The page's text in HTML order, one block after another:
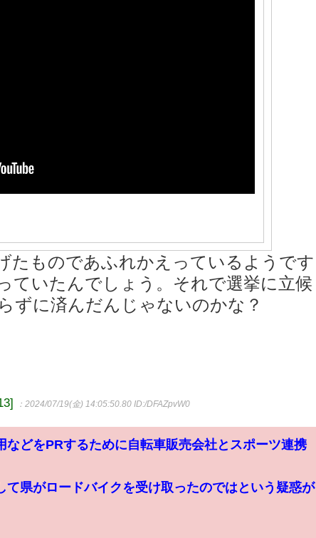
たものであふれかえっているようです
ていたんでしょう。それで選挙に立候
ずに済んだんじゃないのかな？
：2024/07/19(金) 14:05:50.80ID:/DFAZpvW0
などをPRするために自転車販売会社とスポーツ連携
て県がロードバイクを受け取ったのではという疑惑が